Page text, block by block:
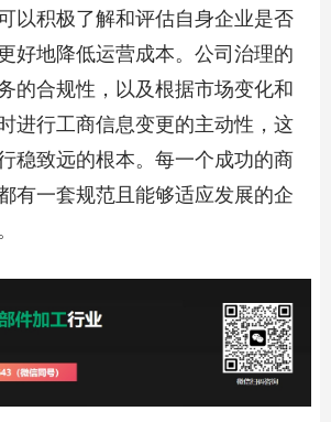
以积极了解和评估自身企业是否
好地降低运营成本。公司治理的
的合规性，以及根据市场变化和
进行工商信息变更的主动性，这
稳致远的根本。每一个成功的商
有一套规范且能够适应发展的企